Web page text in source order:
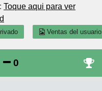
Toque aqui para ver
Ventas del usuario
0